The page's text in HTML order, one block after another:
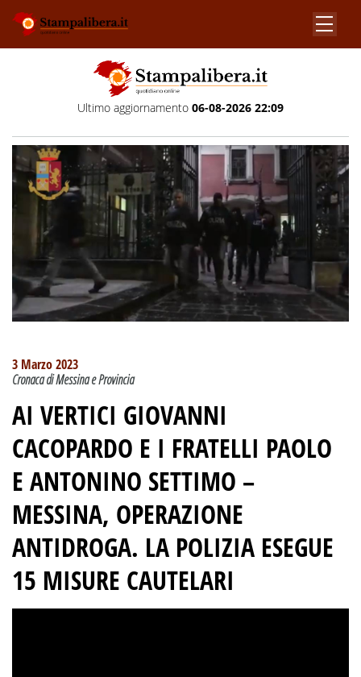
Ultimo aggiornamento 06-08-2026 22:09
3 Marzo 2023
Cronaca di Messina e Provincia
AI VERTICI GIOVANNI
CACOPARDO E I FRATELLI PAOLO
E ANTONINO SETTIMO –
MESSINA, OPERAZIONE
ANTIDROGA. LA POLIZIA ESEGUE
15 MISURE CAUTELARI